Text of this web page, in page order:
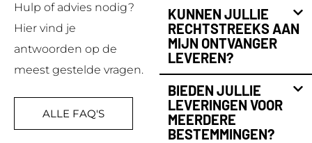
Hulp of advies nodig?
Hier vind je
antwoorden op de
meest gestelde vragen.
ALLE FAQ'S
KUNNEN JULLIE
RECHTSTREEKS AAN
MIJN ONTVANGER
LEVEREN?
BIEDEN JULLIE
LEVERINGEN VOOR
MEERDERE
BESTEMMINGEN?